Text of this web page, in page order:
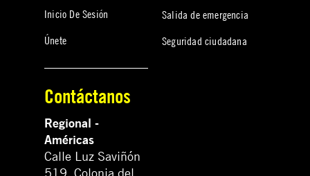
Inicio De Sesión
Únete
Salida de emergencia
Seguridad ciudadana
Contáctanos
Regional -
Américas
Calle Luz Saviñón